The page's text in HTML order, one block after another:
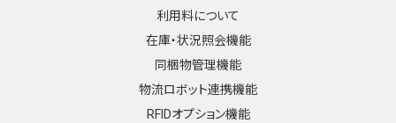
利用料について
在庫・状況照会機能
同梱物管理機能
物流ロボット連携機能
RFIDオプション機能